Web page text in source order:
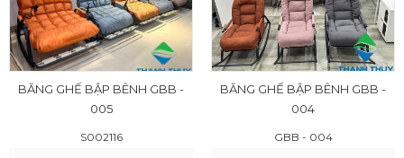
BĂNG GHẾ BẬP BÊNH GBB -
005
S002116
BĂNG GHẾ BẬP BÊNH GBB -
004
GBB - 004